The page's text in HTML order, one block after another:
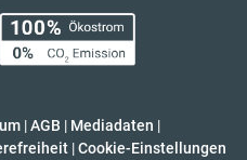
|AGB | Mediadaten |
| Cookie-Einstellungen